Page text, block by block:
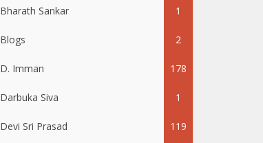
Bharath Sankar 1
Blogs 2
D. Imman 178
Darbuka Siva 1
Devi Sri Prasad 119